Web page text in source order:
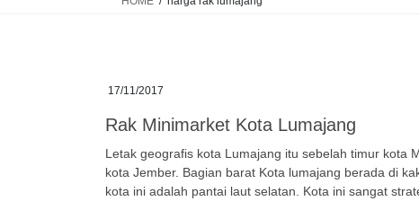
17/11/2017
Rak Minimarket Kota Lumajang
Letak geografis kota Lumajang itu sebelah timur kota
kota Jember. Bagian barat Kota lumajang berada di
kota ini adalah pantai laut selatan. Kota ini sangat